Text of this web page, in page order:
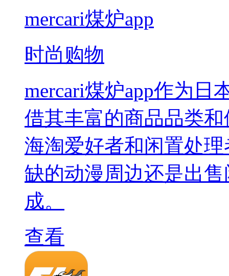
mercari煤炉app
时尚购物
mercari煤炉app作为日
借其丰富的商品品类
海淘爱好者和闲置处
缺的动漫周边还是出
成。
查看